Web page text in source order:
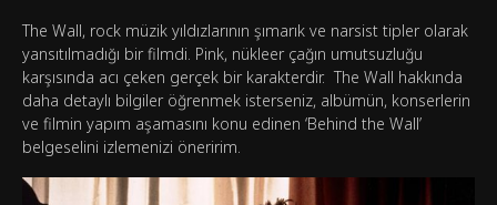
The Wall, rock müzik yıldızlarının şımarık ve narsist tipler olarak
yansıtılmadığı bir filmdi. Pink, nükleer çağın umutsuzluğu
karşısında acı çeken gerçek bir karakterdir. The Wall hakkında
daha detaylı bilgiler öğrenmek isterseniz, albümün, konserlerin
ve filmin yapım aşamasını konu edinen ‘Behind the Wall’
belgeselini izlemenizi öneririm.